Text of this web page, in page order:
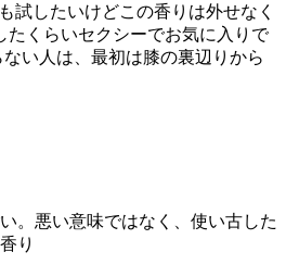
試したいけどこの香りは外せなく
たくらいセクシーでお気に入りで
い人は、最初は膝の裏辺りから
。悪い意味ではなく、使い古した
り